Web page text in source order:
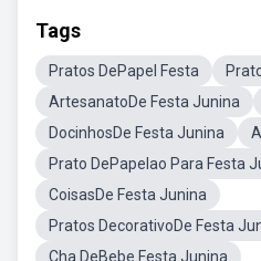
Tags
Pratos DePapel Festa
ArtesanatoDe Festa Junina
DocinhosDe Festa Junina
Prato DePapelao Para Festa
CoisasDe Festa Junina
Pratos DecorativoDe Festa
Cha DeBebe Festa Junina